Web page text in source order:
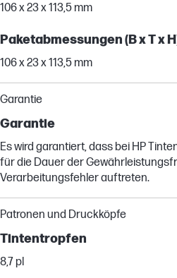
106 x 23 x 113,5 mm
Paketabmessungen (B x T x
106 x 23 x 113,5 mm
Garantie
Garantie
Es wird garantiert, dass bei HP
für die Dauer der
Verarbeitungsfehler auftreten.
Patronen und Druckköpfe
Tintentropfen
8,7 pl